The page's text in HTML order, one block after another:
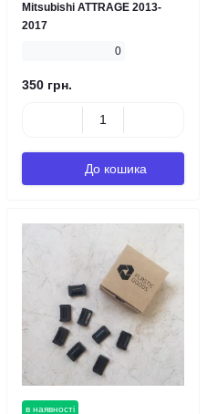
Mitsubishi ATTRAGE 2013-
2017
0
350 грн.
До кошика
в наявності